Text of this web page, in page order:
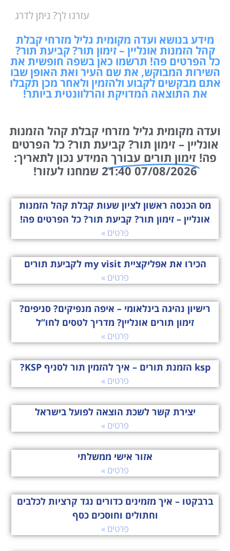
עזרנו לך? ניתן לדרג
מידע בנושא ועדה מקומית גליל מזרחי קבלת
קהל הזמנות אונליין – זימון תור? קביעת תור?
כל הפרטים פה! תרשמו כאן בשפה חופשית את
השירות המבוקש, את שם העיר ואת האופן שבו
אתם מבקשים לקבוע ולהזמין ולאחר מכן תקבלו
את התוצאה המדויקת והרלוונטית ביותר!
ועדה מקומית גליל מזרחי קבלת קהל הזמנות
אונליין – זימון תור? קביעת תור? כל הפרטים
פה! זימון תורים עבורך המידע נכון לתאריך:
07/08/2026 21:40 שמחנו לעזור!
מס הכנסה ראשון לציון שעות קבלת קהל הזמנות
אונליין – זימון תור? קביעת תור? כל הפרטים פה!
פרטים »
הכירו את אפליקציית my visit לקביעת תורים
פרטים »
רישיון נהיגה בינלאומי – איפה מנפיקים? סניפים?
זימון תורים אונליין? מדריך לטסים לחו”ל
פרטים »
ksp הזמנת תורים – איך להזמין תור לסניף KSP?
פרטים »
יצירת קשר לשכת הוצאה לפועל בישראל
פרטים »
אזור אישי ממשלתי
פרטים »
ברבקטו – איך מזמינים כדורים נגד קרציות לכלבים
וחתולים וחוסכים כסף
פרטים »